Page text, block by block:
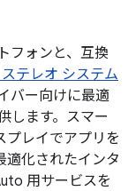
フォンと、互換
テレオ システム
バー向けに最適
します。スマー
プレイでアプリを
適化されたインタ
用サービスを